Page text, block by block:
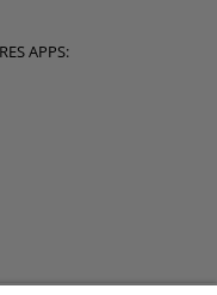
APPS: